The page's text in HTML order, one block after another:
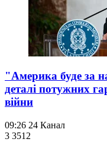
"Америка буде за
деталі потужних
війни
09:26 24 Канал
3 351 2